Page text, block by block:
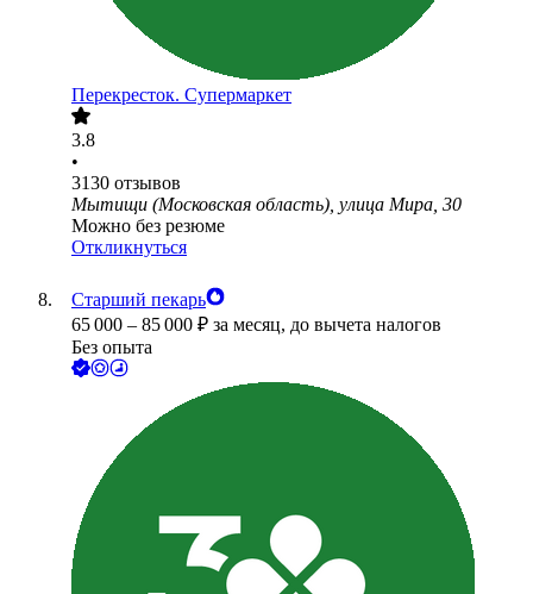
Перекресток. Супермаркет
3.8
•
3130 отзывов
Мытищи (Московская область), улица Мира, 30
Можно без резюме
Откликнуться
Старший пекарь
65 000 – 85 000 ₽ за месяц, до вычета налогов
Без опыта